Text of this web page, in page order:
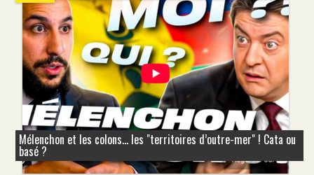
Mélenchon et les colons... les "territoires d’outre-mer" ! Cata ou
basé ?